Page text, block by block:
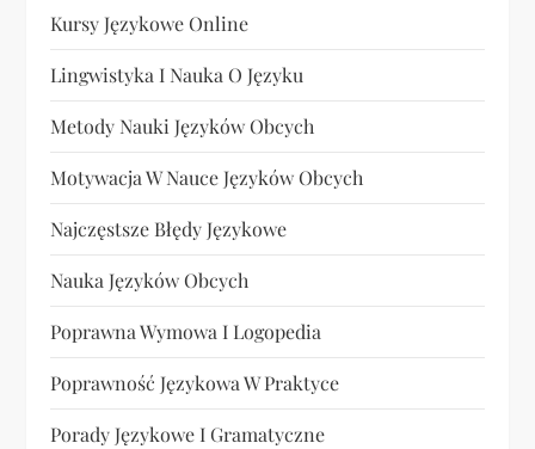
Kursy Językowe Online
Lingwistyka I Nauka O Języku
Metody Nauki Języków Obcych
Motywacja W Nauce Języków Obcych
Najczęstsze Błędy Językowe
Nauka Języków Obcych
Poprawna Wymowa I Logopedia
Poprawność Językowa W Praktyce
Porady Językowe I Gramatyczne